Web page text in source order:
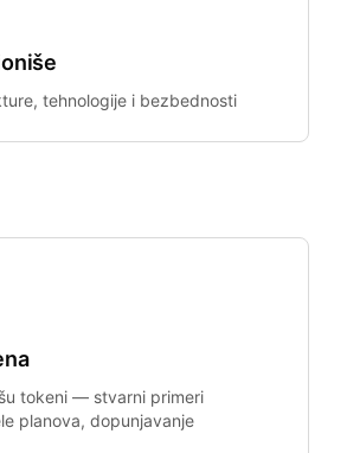
tehnologije i bezbednosti
tokeni — stvarni primeri
planova, dopunjavanje